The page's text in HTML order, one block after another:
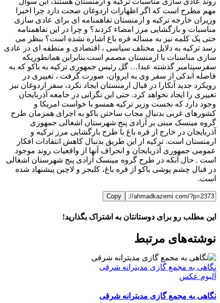
مهم مطرح است که اگر اظهارات اردوغان صحت دارد چرا اخیرا
وزیران خارجه ترکیه و ارمنستان تفاهمنامه ای برای عادی سازی
مناسبات و بازگشایی مرز امضاء کردند؟ و چرا در این تفاهمنامه
حتی یک کلمه نیز به مساله قره باغ اشاره نشده است؟ بنظر می
رسد ترکیه به دلایل مختلف سیاسی ، اقتصادی و منطقه ای در عادی
سازی مناسبات با ارمنستان مصمم است.بنابراین همانطوریکه
سفرسپتامبر گذشته عبدا… گل رئیس جمهوری ترکیه به باکو که به
فاصله اندکی از سفر وی به ایروان، صورت گرفت ، تغییری در
رویکرد جدید آنکارا در قبال ارمنستان ایجاد نکرد، سفر اردوغان نیز
تغییری را ایجاد نخواهد کرد. حتی این نگرانی در جامعه آذربایجان
وجود دارد که نخست وزیر ترکیه همسو با خواست امریکا و
کشورهای غربی بدنبال مجاب ساختن باکو به اجرای همزمان طرح
گروه مینسک مبنی بر آزادی پنج شهرستان اشغالی جمهوری
آذربایجان در خارج از قره باغ با طرح بازگشایی مرز ترکیه و
ارمنستان است. ترکیه از این طریق بدنبال کاهش انتقادات افکار
عمومی جمهوری آذربایجان و انحراف آنها از واقعیات روند موجود
است . حال آنکه در طرح گروه مینسک آزادی پنج شهرستان اشغالی
در قبال چشم پوشی باکو از قره باغ، کلبجر و لاچین پیشنهاد شده
است.
Copy
این مطلب رو برای دوستانتان به اشتراک بگذارید!
FacebookX
LinkedIn
WhatsApp
Telegram
ایمیل
نوشته‌‌های مرتبط
نگاهی به مجمع گازی مدیترانه شرقی
آلبوم عکس
نگاهی به مجمع گازی مدیترانه شرقی